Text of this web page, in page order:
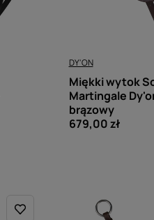
DY'ON
Miękki wytok
Martingale
brązowy
679,00 zł